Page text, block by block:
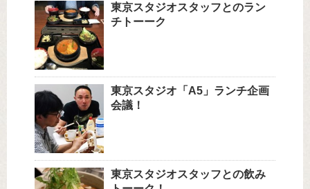
東京スタジオスタッフとのラン
チトーーク
東京スタジオ「A5」ランチ企画
会議！
東京スタジオスタッフとの飲み